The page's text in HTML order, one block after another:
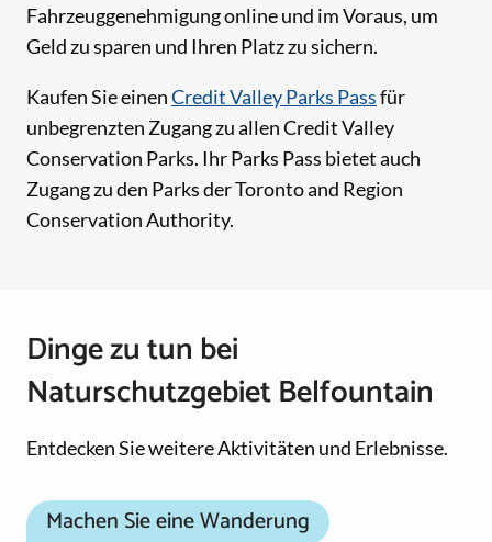
Fahrzeuggenehmigung online und im Voraus, um
Geld zu sparen und Ihren Platz zu sichern.
Kaufen Sie einenCredit Valley Parks Passfür
unbegrenzten Zugang zu allen Credit Valley
Conservation Parks. Ihr Parks Pass bietet auch
Zugang zu den Parks der Toronto and Region
Conservation Authority.
Dinge zu tun bei
Naturschutzgebiet Belfountain
Entdecken Sie weitere Aktivitäten und Erlebnisse.
Machen Sie eine Wanderung